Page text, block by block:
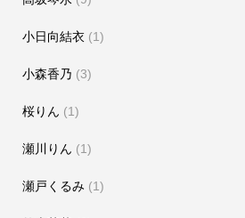
小日向結衣(1)
小森香乃 (3)
桜りん (1)
瀬川りん (1)
瀬戸くるみ (1)